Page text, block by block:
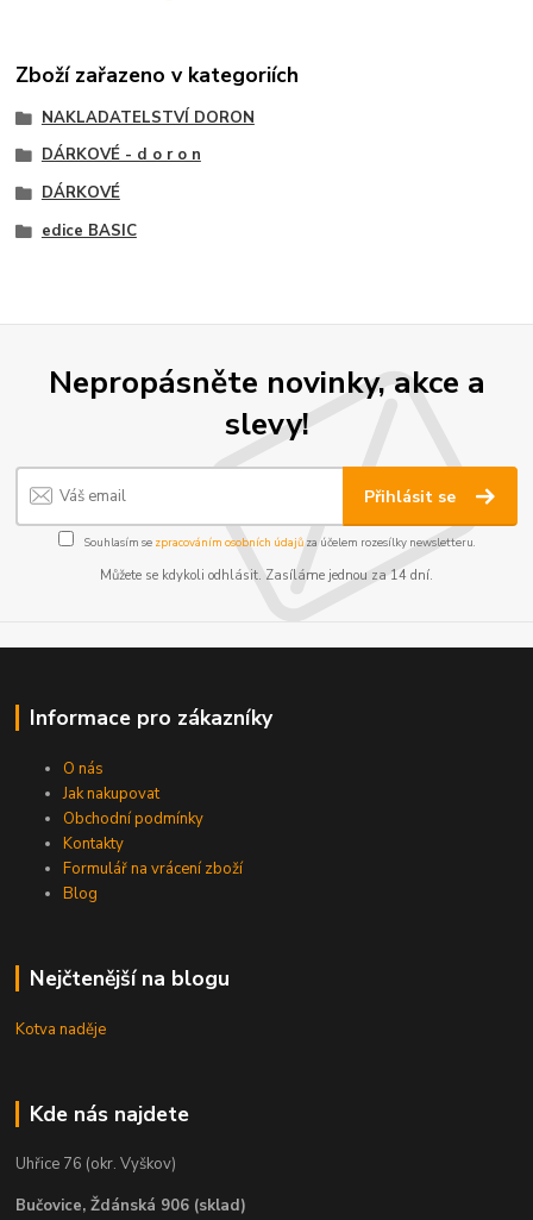
Zboží zařazeno v kategoriích
NAKLADATELSTVÍ DORON
DÁRKOVÉ - d o r o n
DÁRKOVÉ
edice BASIC
Nepropásněte novinky, akce a
slevy!
Přihlásit se
Souhlasím se zpracováním osobních údajůza účelem rozesílky newsletteru.
Můžete se kdykoli odhlásit. Zasíláme jednou za 14 dní.
Informace pro zákazníky
O nás
Jak nakupovat
Obchodní podmínky
Kontakty
Formulář na vrácení zboží
Blog
Nejčtenější na blogu
Kotva naděje
Kde nás najdete
Uhřice 76 (okr. Vyškov)
Bučovice, Ždánská 906 (sklad)